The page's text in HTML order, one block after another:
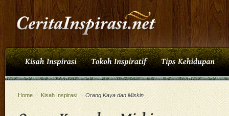
Home ~ Kisah Inspirasi ~ Orang Kaya dan Miskin